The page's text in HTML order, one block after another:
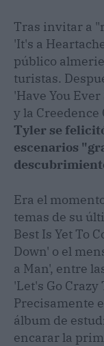
Tras invitar a
'It's a
público
turistas.
'Have You
y la
Tyler se
escenarios
Era el
temas de su
Best Is Yet To
Down' o el
a Man', entre
'Let's Go
Precisamente
álbum de
encarar la